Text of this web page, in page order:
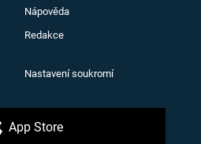
Nápověda
Redakce
Nastavení soukromí
App Store